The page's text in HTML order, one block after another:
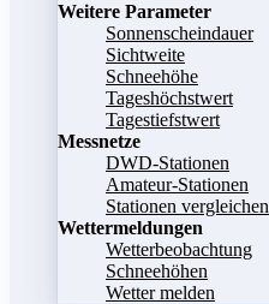
Weitere Parameter
Sonnenscheindauer
Sichtweite
Schneehöhe
Tageshöchstwert
Tagestiefstwert
Messnetze
DWD-Stationen
Amateur-Stationen
Stationen vergleichen
Wettermeldungen
Wetterbeobachtung
Schneehöhen
Wetter melden